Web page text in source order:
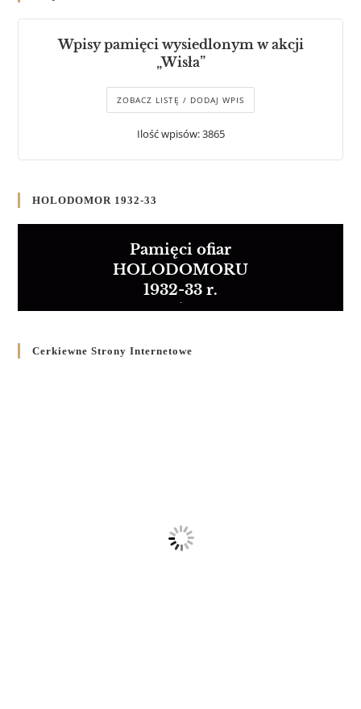
Wpisy pamięci wysiedlonym w akcji
„Wisła”
ZOBACZ LISTĘ / DODAJ WPIS
Ilość wpisów: 3865
HOLODOMOR 1932-33
Pamięci ofiar
HOLODOMORU
1932-33 r.
Cerkiewne Strony Internetowe